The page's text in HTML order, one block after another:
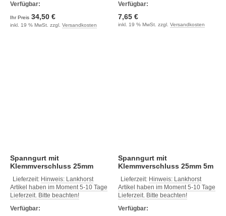
Verfügbar:
Ihr Preis 34,50 €
inkl. 19 % MwSt. zzgl. Versandkosten
Verfügbar:
7,65 €
inkl. 19 % MwSt. zzgl. Versandkosten
Spanngurt mit
Klemmverschluss 25mm
Lieferzeit: Hinweis: Lankhorst
Artikel haben im Moment 5-10 Tage
Lieferzeit. Bitte beachten!
Verfügbar:
Spanngurt mit
Klemmverschluss 25mm 5m
Lieferzeit: Hinweis: Lankhorst
Artikel haben im Moment 5-10 Tage
Lieferzeit. Bitte beachten!
Verfügbar: